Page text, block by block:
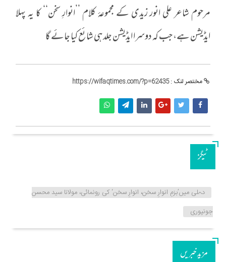
مرحوم شاعر علی انور زیدی کے مجموعۂ کلام ’’انوارِ سخن‘‘ کا یہ پہلا
ایڈیشن ہے، جب کہ دوسرا ایڈیشن جلد ہی شائع کیا جائے گا
مختصر لنک :https://wifaqtimes.com/?p=62435
ٹیگز
دہلی میں’بزمِ انوارِ سخن، انوارِ سخن‘ کی رونمائی، مولانا سید محسن
جونپوری
مزید خبریں